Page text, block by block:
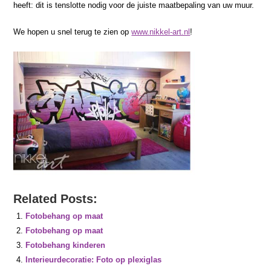
heeft: dit is tenslotte nodig voor de juiste maatbepaling van uw muur.
We hopen u snel terug te zien opwww.nikkel-art.nl !
Related Posts:
Fotobehang op maat
Fotobehang op maat
Fotobehang kinderen
Interieurdecoratie: Foto op plexiglas